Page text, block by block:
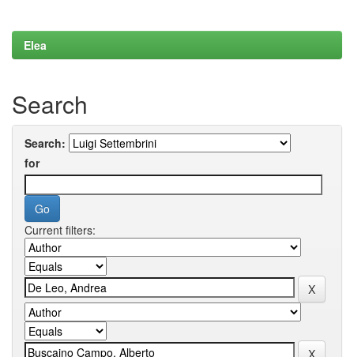
Elea
Search
Search:
for
Current filters: